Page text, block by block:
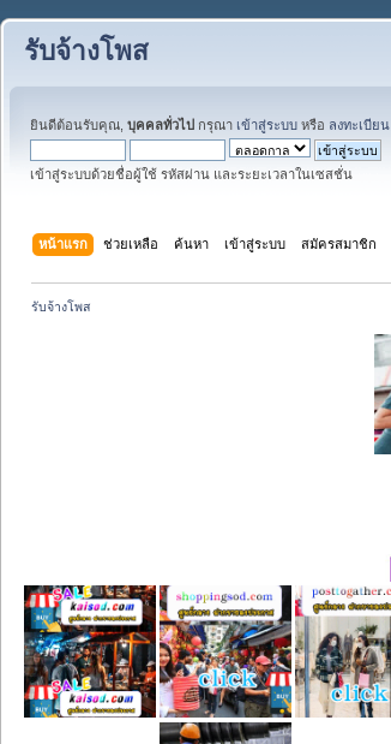
รับจ้างโพส
ยินดีต้อนรับคุณ, บุคคลทั่วไป กรุณา เข้าสู่ระบบ หรือ ลงทะเบียน
เข้าสู่ระบบด้วยชื่อผู้ใช้ รหัสผ่าน และระยะเวลาในเซสชั่น
หน้าแรก ช่วยเหลือ ค้นหา เข้าสู่ระบบ สมัครสมาชิก
รับจ้างโพส